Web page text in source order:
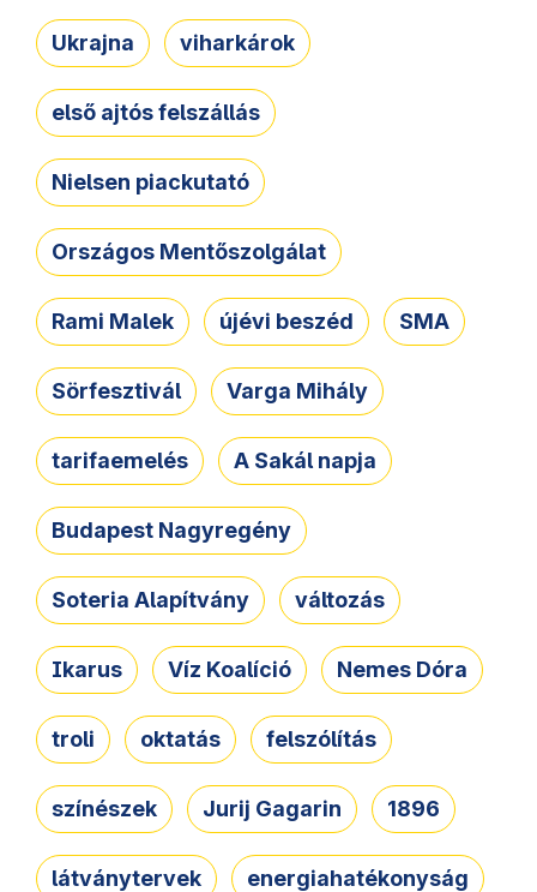
Ukrajna viharkárok
első ajtós felszállás
Nielsen piackutató
Országos Mentőszolgálat
Rami Malek újévi beszéd SMA
Sörfesztivál Varga Mihály
tarifaemelés A Sakál napja
Budapest Nagyregény
Soteria Alapítvány változás
Ikarus Víz Koalíció Nemes Dóra
troli oktatás felszólítás
színészek Jurij Gagarin 1896
látványtervek energiahatékonyság